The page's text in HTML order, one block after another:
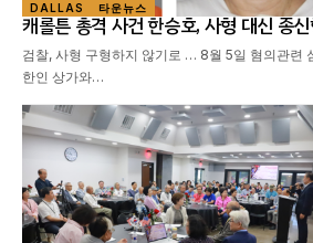
DALLAS 타운뉴스
캐롤튼 총격 사건 한승호, 사형 대신 종
검찰, 사형 구형하지 않기로 … 8월 5일 혐의관련
한인 상가와…